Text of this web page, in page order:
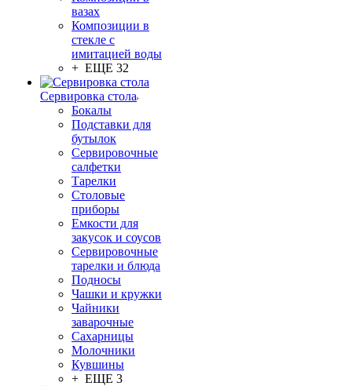
вазах
Композиции в
стекле с
имитацией воды
+ ЕЩЕ 32
Сервировка стола
Бокалы
Подставки для
бутылок
Сервировочные
салфетки
Тарелки
Столовые
приборы
Емкости для
закусок и соусов
Сервировочные
тарелки и блюда
Подносы
Чашки и кружки
Чайники
заварочные
Сахарницы
Молочники
Кувшины
+ ЕЩЕ 3